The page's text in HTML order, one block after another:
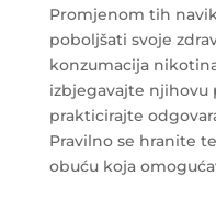
Promjenom tih
poboljšati svoje
konzumacija
izbjegavajte njihovu
prakticirajte
Pravilno se hranite
obuću koja